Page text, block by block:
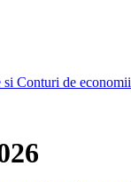
Conturi de economii